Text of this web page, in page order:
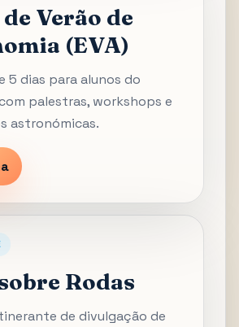
Verão de
(EVA)
5 dias para alunos do
palestras, workshops e
astronómicas.
Rodas
de divulgação de